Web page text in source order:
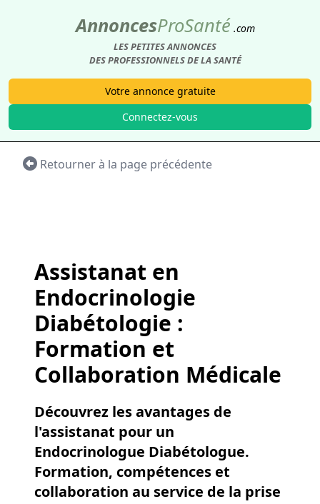
AnnoncesProSanté .com
LES PETITES ANNONCES
DES PROFESSIONNELS DE LA SANTÉ
Votre annonce gratuite
Connectez-vous
Retourner à la page précédente
Assistanat en
Endocrinologie
Diabétologie :
Formation et
Collaboration Médicale
Découvrez les avantages de
l'assistanat pour un
Endocrinologue Diabétologue.
Formation, compétences et
collaboration au service de la prise